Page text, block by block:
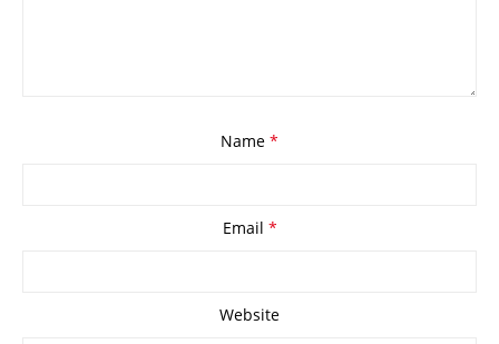
Name *
Email *
Website